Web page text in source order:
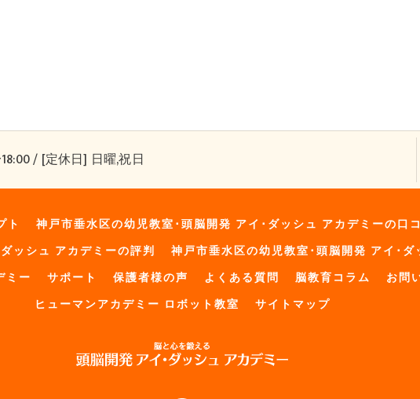
/ [定休日] 日曜,祝日
ト
神戸市垂水区の幼児教室･頭脳開発 アイ･ダッシュ アカデミーの口
ッシュ アカデミーの評判
神戸市垂水区の幼児教室･頭脳開発 アイ･
ミー サポート 保護者様の声 よくある質問 脳教育コラム お問
ヒューマンアカデミー ロボット教室
サイトマップ